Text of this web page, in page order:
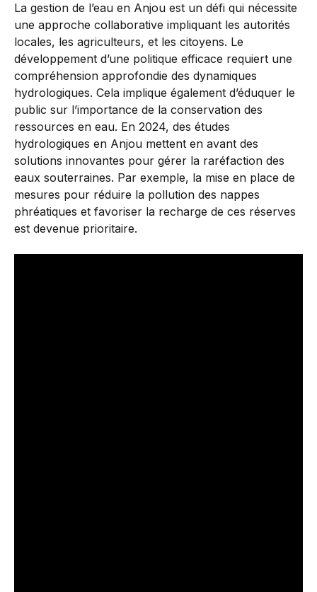
La gestion de l’eau en Anjou est un défi qui nécessite
une approche collaborative impliquant les autorités
locales, les agriculteurs, et les citoyens. Le
développement d’une politique efficace requiert une
compréhension approfondie des dynamiques
hydrologiques. Cela implique également d’éduquer le
public sur l’importance de la conservation des
ressources en eau. En 2024, des études
hydrologiques en Anjou mettent en avant des
solutions innovantes pour gérer la raréfaction des
eaux souterraines. Par exemple, la mise en place de
mesures pour réduire la pollution des nappes
phréatiques et favoriser la recharge de ces réserves
est devenue prioritaire.